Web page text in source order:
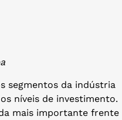
segmentos da indústria
níveis de investimento.
mais importante frente